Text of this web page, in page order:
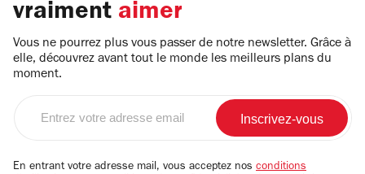
vraiment aimer
Vous ne pourrez plus vous passer de notre newsletter. Grâce à
elle, découvrez avant tout le monde les meilleurs plans du
moment.
email
En entrant votre adresse mail, vous acceptez nos conditions